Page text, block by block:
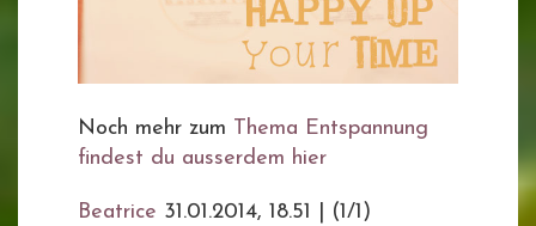
Noch mehr zum Thema Entspannung
findest du ausserdem hier
Beatrice 31.01.2014, 18.51
(1/1)